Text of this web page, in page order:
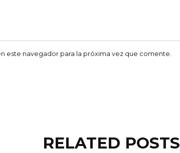
este navegador para la próxima vez que comente.
RELATED POSTS